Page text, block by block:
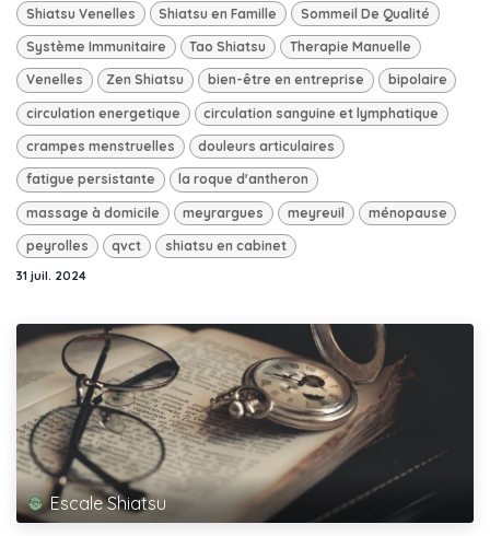
Shiatsu Venelles Shiatsu en Famille Sommeil De Qualité
Système Immunitaire Tao Shiatsu Therapie Manuelle
Venelles Zen Shiatsu bien-être en entreprise bipolaire
circulation energetique circulation sanguine et lymphatique
crampes menstruelles douleurs articulaires
fatigue persistante la roque d'antheron
massage à domicile meyrargues meyreuil ménopause
peyrolles qvct shiatsu en cabinet
31 juil. 2024
Escale Shiatsu